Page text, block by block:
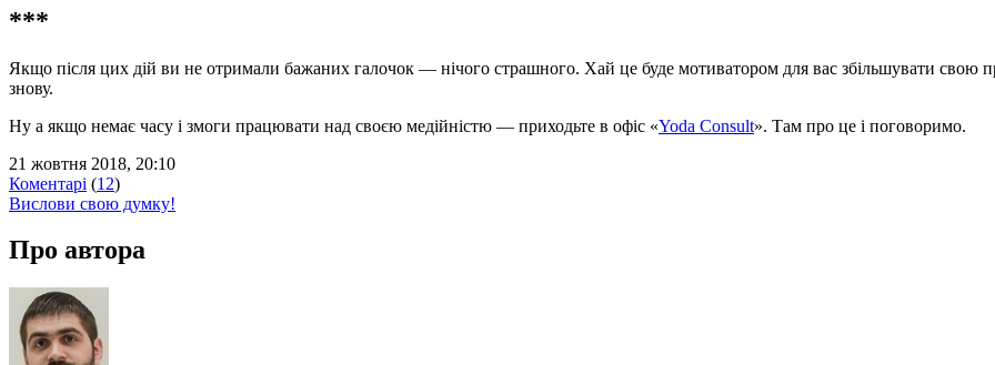
***
Якщо після цих дій ви не отримали бажаних галочок — нічого страшного. Хай це буде мотиватором для вас збільшувати свою
знову.
Ну а якщо немає часу і змоги працювати над своєю медійністю — приходьте в офіс «Yoda Consult». Там про це і поговоримо.
21 жовтня 2018, 20:10
Коментарі (12)
Вислови свою думку!
Про автора